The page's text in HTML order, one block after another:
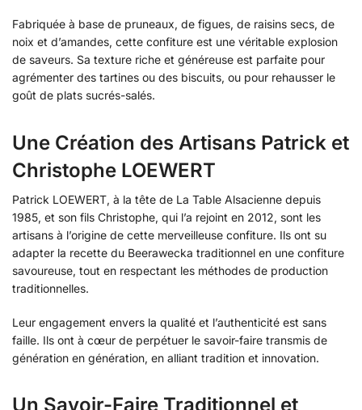
Fabriquée à base de pruneaux, de figues, de raisins secs, de
noix et d’amandes, cette confiture est une véritable explosion
de saveurs. Sa texture riche et généreuse est parfaite pour
agrémenter des tartines ou des biscuits, ou pour rehausser le
goût de plats sucrés-salés.
Une Création des Artisans Patrick et
Christophe LOEWERT
Patrick LOEWERT, à la tête de La Table Alsacienne depuis
1985, et son fils Christophe, qui l’a rejoint en 2012, sont les
artisans à l’origine de cette merveilleuse confiture. Ils ont su
adapter la recette du Beerawecka traditionnel en une confiture
savoureuse, tout en respectant les méthodes de production
traditionnelles.
Leur engagement envers la qualité et l’authenticité est sans
faille. Ils ont à cœur de perpétuer le savoir-faire transmis de
génération en génération, en alliant tradition et innovation.
Un Savoir-Faire Traditionnel et